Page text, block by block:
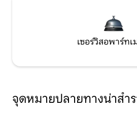
เซอร์วิสอพาร์ท
จุดหมายปลายทางน่าสำ